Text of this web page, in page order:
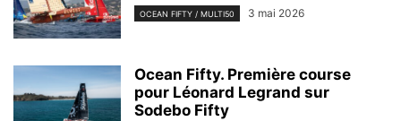
OCEAN FIFTY / MULTI50 3 mai 2026
Ocean Fifty. Première course
pour Léonard Legrand sur
Sodebo Fifty